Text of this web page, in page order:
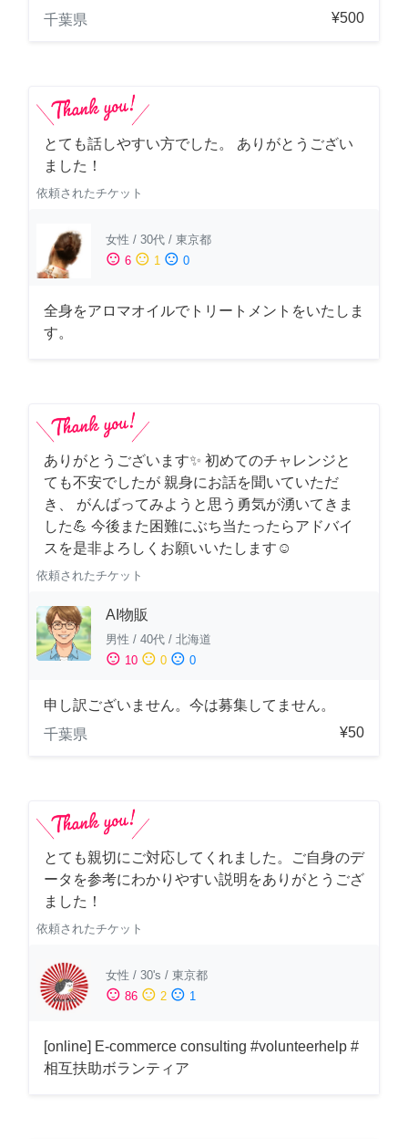
千葉県
¥500
とても話しやすい方でした。 ありがとうござい
ました！
依頼されたチケット
女性 / 30代 / 東京都
sentiment_satisfied 6 sentiment_neutral 1 sentiment_dissatisfied 0
全身をアロマオイルでトリートメントをいたしま
す。
ありがとうございます✨ 初めてのチャレンジと
ても不安でしたが 親身にお話を聞いていただ
き、 がんばってみようと思う勇気が湧いてきま
した💪 今後また困難にぶち当たったらアドバイ
スを是非よろしくお願いいたします☺️
依頼されたチケット
AI物販
男性 / 40代 / 北海道
sentiment_satisfied 10 sentiment_neutral 0 sentiment_dissatisfied 0
申し訳ございません。今は募集してません。
千葉県
¥50
とても親切にご対応してくれました。ご自身のデ
ータを参考にわかりやすい説明をありがとうござ
ました！
依頼されたチケット
女性 / 30's / 東京都
sentiment_satisfied 86 sentiment_neutral 2 sentiment_dissatisfied 1
[online] E-commerce consulting #volunteerhelp #
相互扶助ボランティア